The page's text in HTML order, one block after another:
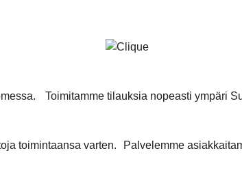
Toimitamme tilauksia nopeasti ympäri
toimintaansa varten. Palvelemme